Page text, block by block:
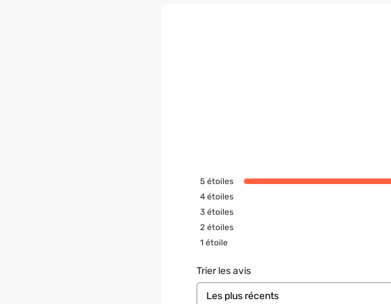
5 étoiles
4 étoiles
3 étoiles
2 étoiles
1 étoile
Trier les avis